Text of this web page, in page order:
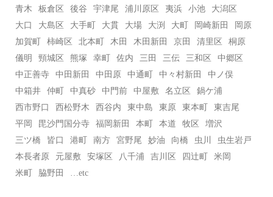
青木 板倉区 後谷 宇津尾 浦川原区 夷浜 小池
大潟区
大口
大島区 大手町 大貫 大場 大渕 大町 岡崎新田
岡原
加賀町
柿崎区 北本町 木田 木田新田 京田 清里区
桐原
儀明
頸城区 熊塚 幸町 佐内 三田 三伝 三和区
中郷区
中正善寺
中田新田 中田原 中通町 中々村新田
中ノ俣
中箱井
仲町 中真砂 中門前 中屋敷 名立区
鍋ケ浦
西市野口
西松野木 西谷内 東中島 東原 東本町
東吉尾
平岡
毘沙門国分寺 福岡新田 本町 本道 牧区
増沢
三ツ橋
皆口 港町 南方 宮野尾 妙油 向橋 虫川
虫生岩戸
本長者原
元屋敷 安塚区 八千浦 吉川区 四辻町
米岡
米町
脇野田 …etc